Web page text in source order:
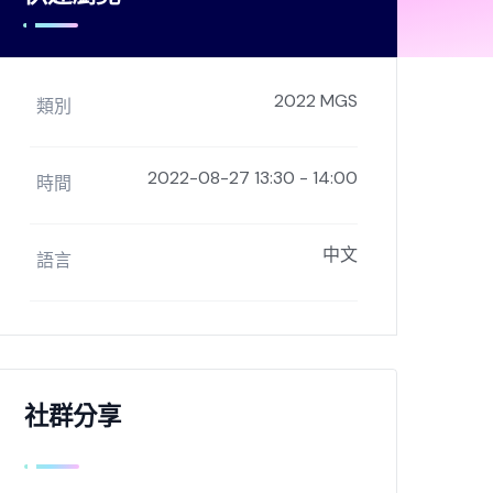
類別 2022 MGS
時間 2022-08-27 13:30 - 14:00
語言 中文
社群分享